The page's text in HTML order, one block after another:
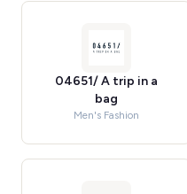
04651/ A trip in a
bag
Men's Fashion